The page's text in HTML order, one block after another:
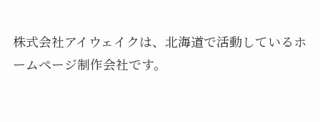
株式会社アイウェイクは、北海道で活動しているホ
ームページ制作会社です。